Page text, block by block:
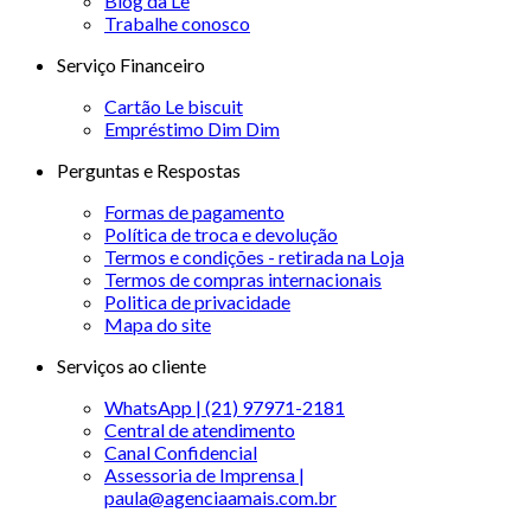
Trabalhe conosco
Serviço Financeiro
Cartão Le biscuit
Empréstimo Dim Dim
Perguntas e Respostas
Formas de pagamento
Política de troca e devolução
Termos e condições - retirada na Loja
Termos de compras internacionais
Politica de privacidade
Mapa do site
Serviços ao cliente
WhatsApp | (21) 97971-2181
Central de atendimento
Canal Confidencial
Assessoria de Imprensa |
paula@agenciaamais.com.br